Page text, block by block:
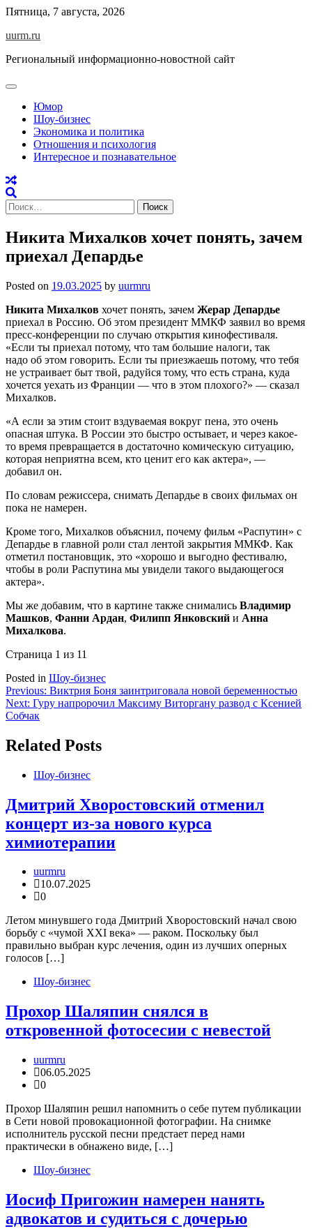
Skip
content
Пятница, 7 августа, 2026
uurm.ru
Региональный информационно-новостной сайт
Юмор
Шоу-бизнес
Экономика и политика
Отношения и психология
Интересное и познавательное
Найти:
Никита Михалков хочет понять, зачем
приехал Депардье
Posted on 19.03.2025 by uurmru
Никита Михалков хочет понять, зачем Жерар Депардье
приехал в Россию. Об этом президент ММКФ заявил во время
пресс-конференции по случаю открытия кинофестиваля.
«Если ты приехал потому, что там большие налоги, так
надо об этом говорить. Если ты приезжаешь потому, что тебя
не устраивает быт твой, радуйся тому, что есть страна, куда
хочется уехать из Франции — что в этом плохого?» — сказал
Михалков.
«А если за этим стоит вздуваемая вокруг пена, это очень
опасная штука. В России это быстро остывает, и через какое-
то время превращается в достаточно комическую ситуацию,
которая неприятна всем, кто ценит его как актера», —
добавил он.
По словам режиссера, снимать Депардье в своих фильмах он
пока не намерен.
Кроме того, Михалков объяснил, почему фильм «Распутин» с
Депардье в главной роли стал лентой закрытия ММКФ. Как
отметил постановщик, это «хорошо и выгодно фестивалю,
чтобы в роли Распутина мы увидели такого выдающегося
актера».
Мы же добавим, что в картине также снимались Владимир
Машков, Фанни Ардан, Филипп Янковский и Анна
Михалкова.
Страница 1 из 11
Posted in Шоу-бизнес
Навигация
по
Previous: Виктрия Боня заинтриговала новой беременностью
Next: Гуру напророчил Максиму Виторгану развод с Ксенией
Собчак
Related Posts
Шоу-бизнес
Дмитрий Хворостовский отменил
концерт из-за нового курса
химиотерапии
uurmru
10.07.2025
0
Летом минувшего года Дмитрий Хворостовский начал свою
борьбу с «чумой XXI века» — раком. Поскольку был
правильно выбран курс лечения, один из лучших оперных
голосов […]
Шоу-бизнес
Прохор Шаляпин снялся в
откровенной фотосесии с невестой
uurmru
06.05.2025
0
Прохор Шаляпин решил напомнить о себе путем публикации
в Сети новой провокационной фотографии. На снимке
исполнитель русской песни предстает перед нами
практически в обнажено виде, […]
Шоу-бизнес
Иосиф Пригожин намерен нанять
адвокатов и судиться с дочерью